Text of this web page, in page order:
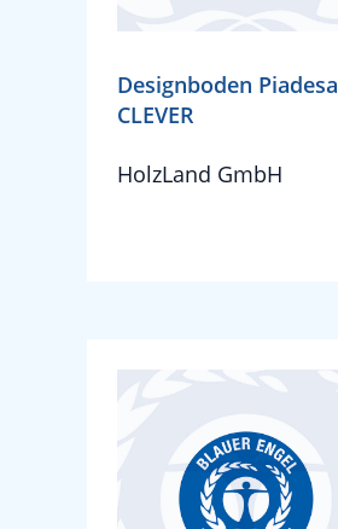
Designboden Piadesa
CLEVER
HolzLand GmbH